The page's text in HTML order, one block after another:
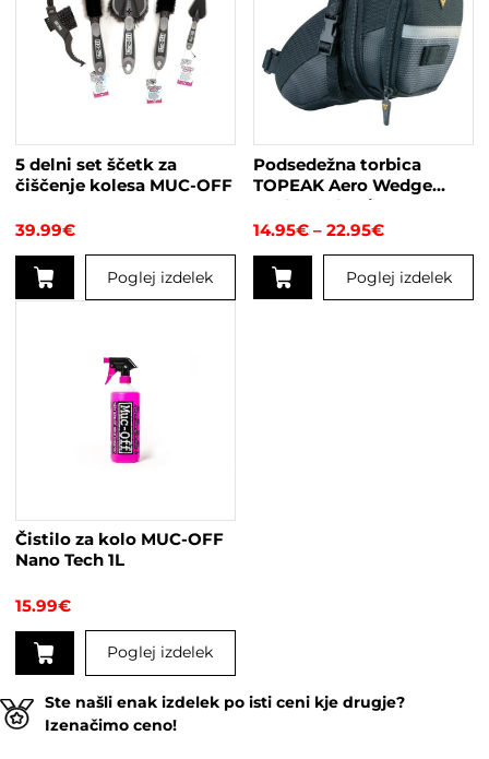
različic.
Možnosti
strani
izdelka
različic.
Možnosti
lahko
izberete
strani
izdelka
5 delni set ščetk za
čiščenje kolesa MUC-OFF
39.99€
Poglej izdelek
Podsedežna torbica
TOPEAK Aero Wedge
Pack s trakovi
14.95€ – 22.95€Cenovni
od
14.95€
do
Poglej izdelek
Čistilo za kolo MUC-OFF
Nano Tech 1L
15.99€
Poglej izdelek
Ste našli enak izdelek po isti ceni kje drugje?
Izenačimo ceno!